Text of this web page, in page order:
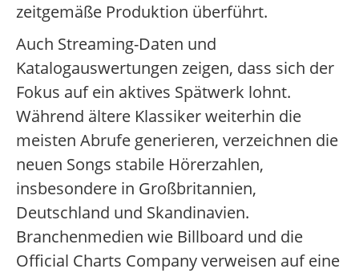
zeitgemäße Produktion überführt.
Auch Streaming-Daten und
Katalogauswertungen zeigen, dass sich der
Fokus auf ein aktives Spätwerk lohnt.
Während ältere Klassiker weiterhin die
meisten Abrufe generieren, verzeichnen die
neuen Songs stabile Hörerzahlen,
insbesondere in Großbritannien,
Deutschland und Skandinavien.
Branchenmedien wie Billboard und die
Official Charts Company verweisen auf eine